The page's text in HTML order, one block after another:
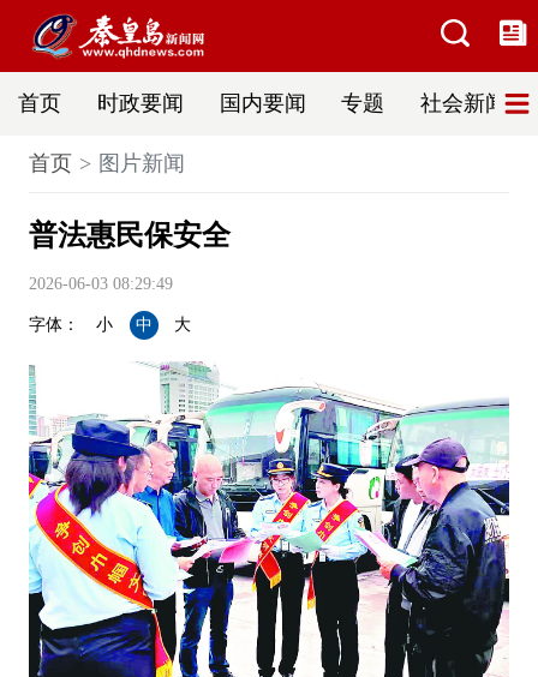
首页 时政要闻 国内要闻 专题 社会新闻
首页 图片新闻
普法惠民保安全
2026-06-03 08:29:49
字体： 小 中 大